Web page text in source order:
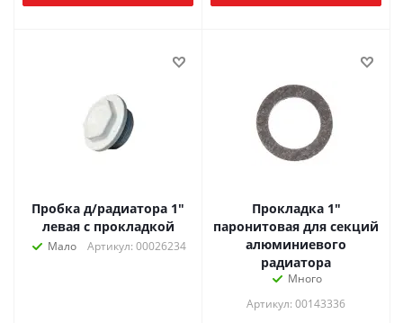
Пробка д/радиатора 1"
левая с прокладкой
Мало Артикул: 00026234
Прокладка 1"
паронитовая для секций
алюминиевого
радиатора
Много
Артикул: 00143336